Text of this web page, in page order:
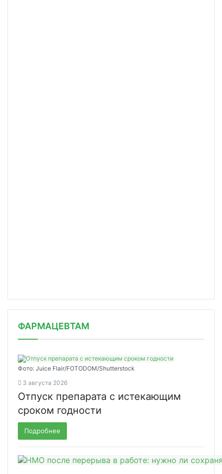
ФАРМАЦЕВТАМ
Фото: Juice Flair/FOTODOM/Shutterstoсk
3 августа 2026
Отпуск препарата с истекающим
сроком годности
Подробнее